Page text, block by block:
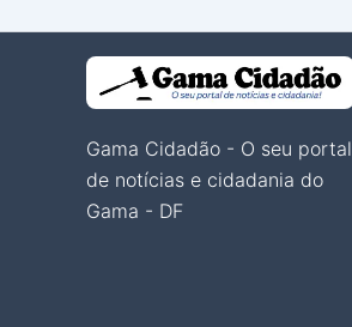
Gama Cidadão - O seu portal
de notícias e cidadania do
Gama - DF